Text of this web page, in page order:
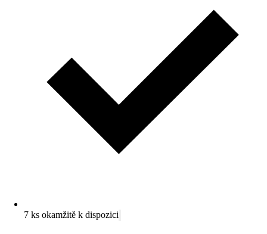
7 ks okamžitě k dispozici